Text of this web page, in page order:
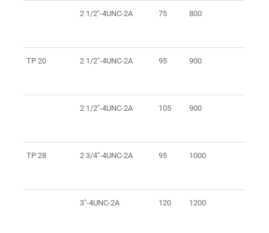
2 1/2"-4UNC-2A 75 800
TP 20 2 1/2"-4UNC-2A 95 900
2 1/2"-4UNC-2A 105 900
TP 28 2 3/4"-4UNC-2A 95 1000
3"-4UNC-2A 120 1200